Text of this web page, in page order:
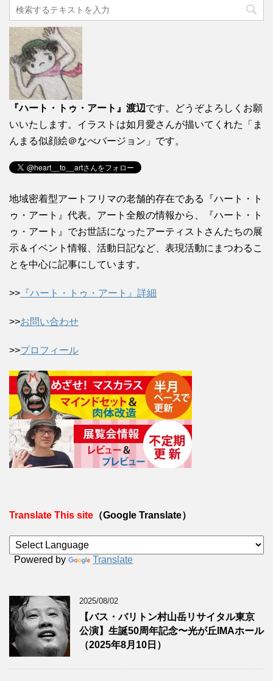
『ハート・トゥ・アート』渡辺です。どうぞよろしくお願
いいたします。イラストは如月愛さんが描いてくれた「ま
んまる似顔絵＠なべバージョン」です。
地域密着型アートフリマの老舗的存在である『ハート・ト
ゥ・アート』代表。アート全般の情報から、『ハート・ト
ゥ・アート』でお世話になったアーティストさんたちの展
示＆イベント情報、活動日記など、表現活動にまつわるこ
とを中心に記事にしています。
>> 『ハート・トゥ・アート』詳細
>>お問い合わせ
>>プロフィール
Translate This site （Google Translate）
Powered by Translate
2025/08/02
【バス・バリトン村山岳リサイタル東京
公演】生誕50周年記念〜光が丘IMAホール
（2025年8月10日）